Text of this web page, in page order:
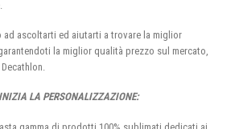
ad ascoltarti ed aiutarti a trovare la miglior
la miglior qualità prezzo sul mercato,
LA PERSONALIZZAZIONE: